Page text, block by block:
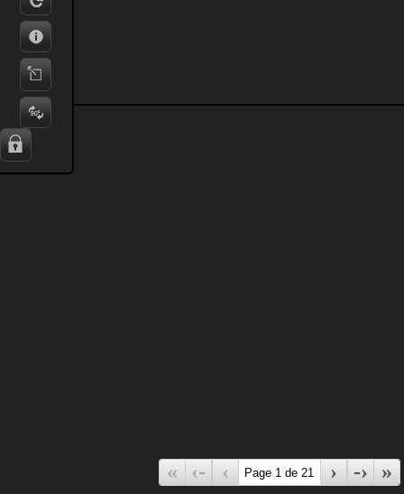
« ‹- ‹ › -› »